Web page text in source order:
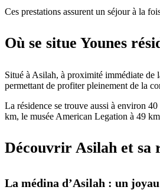
Ces prestations assurent un séjour à la
Où se situe Younes
Situé à Asilah, à proximité immédiate de
permettant de profiter pleinement de la
La résidence se trouve aussi à environ
km, le musée American Legation à 49
Découvrir Asilah et sa
La médina d’Asilah : un